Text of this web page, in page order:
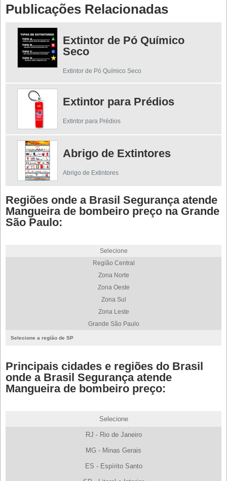
Publicações Relacionadas
Extintor de Pó Químico
Seco
Extintor de Pó Químico Seco
Extintor para Prédios
Extintor para Prédios
Abrigo de Extintores
Abrigo de Extintores
Regiões onde a Brasil Segurança atende
Mangueira de bombeiro preço na Grande
São Paulo:
Selecione
Região Central
Zona Norte
Zona Oeste
Zona Sul
Zona Leste
Grande São Paulo
Selecione a região de SP
Principais cidades e regiões do Brasil
onde a Brasil Segurança atende
Mangueira de bombeiro preço:
Selecione
RJ - Rio de Janeiro
MG - Minas Gerais
ES - Espírito Santo